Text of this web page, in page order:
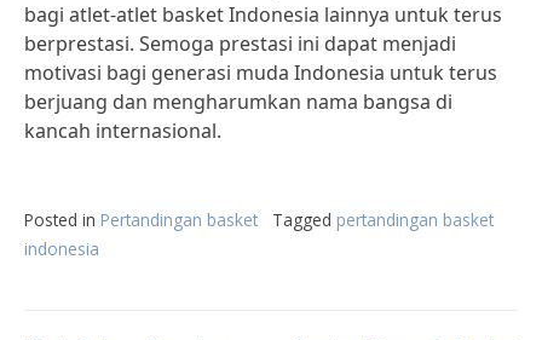
bagi atlet-atlet basket Indonesia lainnya untuk terus
berprestasi. Semoga prestasi ini dapat menjadi
motivasi bagi generasi muda Indonesia untuk terus
berjuang dan mengharumkan nama bangsa di
kancah internasional.
Posted in Pertandingan basket Tagged pertandingan basket
indonesia